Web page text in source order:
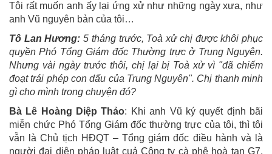
Tôi rất muốn anh ấy lại ứng xử như những ngày xưa, như
anh Vũ nguyên bản của tôi…
Tô Lan Hương: 5 tháng trước, Toà xử chị được khôi phục
quyền Phó Tổng Giám đốc Thường trực ở Trung Nguyên.
Nhưng vài ngày trước thôi, chị lại bị Toà xử vì "đã chiếm
đoạt trái phép con dấu của Trung Nguyên". Chị thanh minh
gì cho mình trong chuyện đó?
Bà Lê Hoàng Diệp Thảo: Khi anh Vũ ký quyết định bãi
miễn chức Phó Tổng Giám đốc thường trực của tôi, thì tôi
vẫn là Chủ tịch HĐQT – Tổng giám đốc điều hành và là
người đại diện pháp luật cuả Công ty cà phê hoà tan G7.